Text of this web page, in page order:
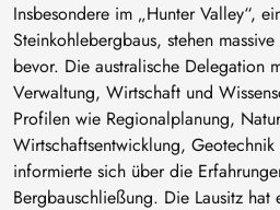
Insbesondere im „Hunter Valley“,
Steinkohlebergbaus, stehen
bevor. Die australische Delegation
Verwaltung, Wirtschaft und
Profilen wie Regionalplanung,
Wirtschaftsentwicklung,
informierte sich über die
Bergbauschließung. Die Lausitz hat